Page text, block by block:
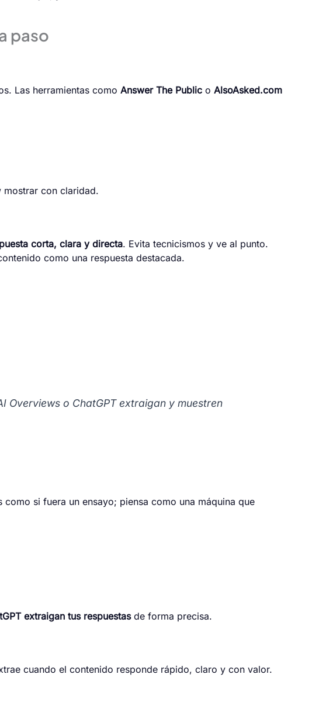
paso
Las herramientas como Answer The Public o AlsoAsked.com
mostrar con claridad.
corta, clara y directa. Evita tecnicismos y ve al punto.
como una respuesta destacada.
Overviews o ChatGPT extraigan y muestren
si fuera un ensayo; piensa como una máquina que
extraigan tus respuestasde forma precisa.
cuando el contenido responde rápido, claro y con valor.